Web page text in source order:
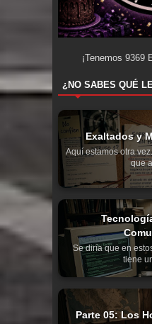
¡Tenemos 9369
¿NO SABES QUÉ
Exaltados y
Aquí estamos otra
que
Se diría que en
tiene
Parte 05: Los